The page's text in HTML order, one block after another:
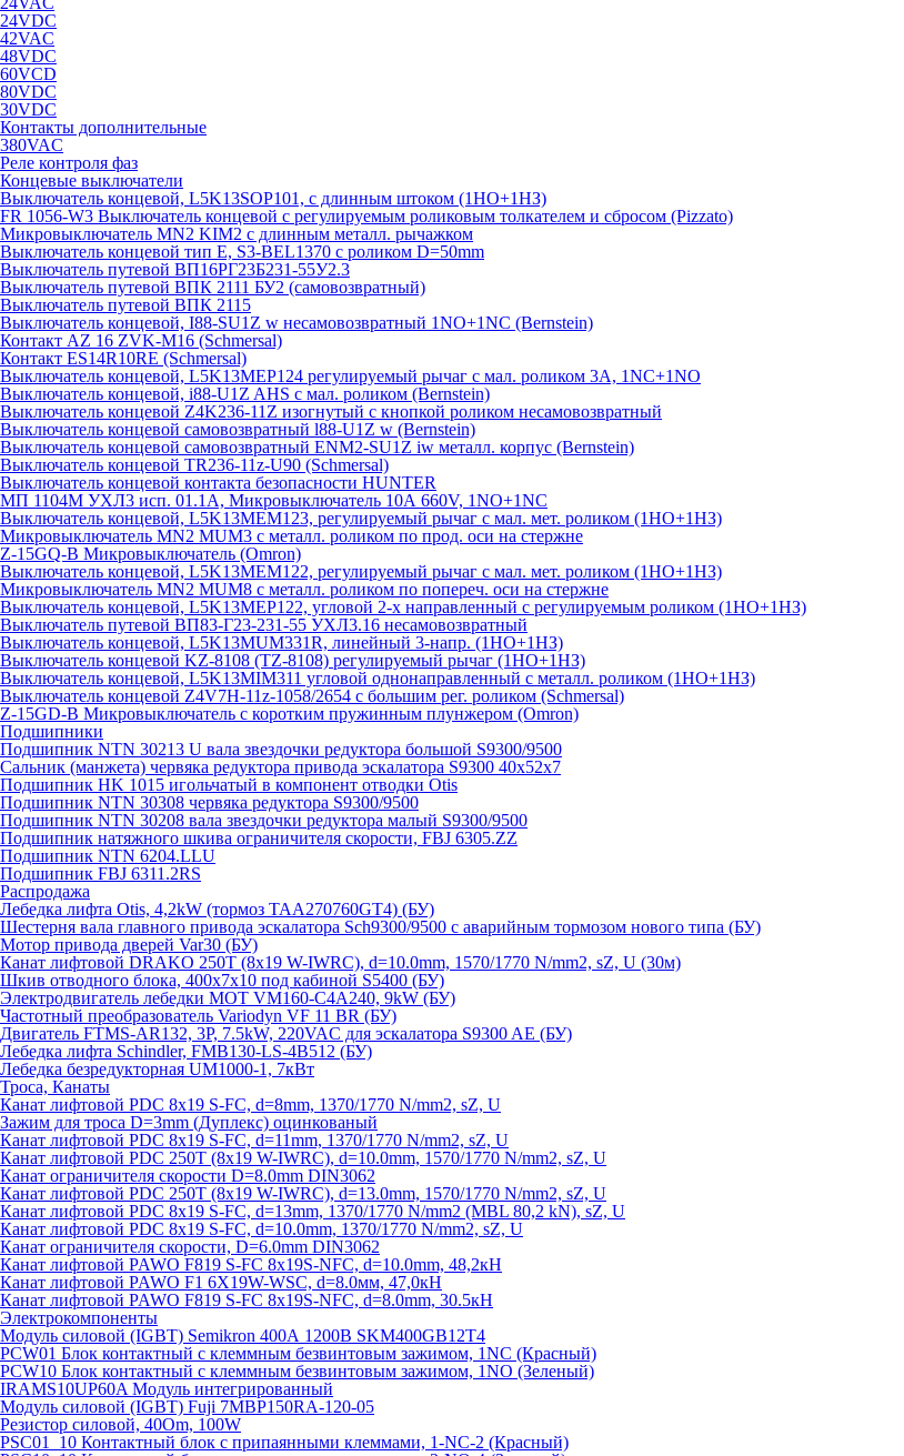
24VDC
42VAC
48VDC
60VCD
80VDC
30VDC
Контакты дополнительные
380VAC
Реле контроля фаз
Концевые выключатели
Выключатель концевой, L5K13SOP101, с длинным штоком (1НО+1НЗ)
FR 1056-W3 Выключатель концевой с регулируемым роликовым толкателем и сбросом (Pizzato)
Микровыключатель MN2 KIM2 с длинным металл. рычажком
Выключатель концевой тип Е, S3-BEL1370 с роликом D=50mm
Выключатель путевой ВП16РГ23Б231-55У2.3
Выключатель путевой ВПК 2111 БУ2 (самовозвратный)
Выключатель путевой ВПК 2115
Выключатель концевой, I88-SU1Z w несамовозвратный 1NO+1NC (Bernstein)
Контакт AZ 16 ZVK-M16 (Schmersal)
Контакт ES14R10RE (Schmersal)
Выключатель концевой, L5K13MEP124 регулируемый рычаг с мал. роликом 3А, 1NC+1NO
Выключатель концевой, i88-U1Z AHS с мал. роликом (Bernstein)
Выключатель концевой Z4K236-11Z изогнутый с кнопкой роликом несамовозвратный
Выключатель концевой самовозвратный l88-U1Z w (Bernstein)
Выключатель концевой самовозвратный ENM2-SU1Z iw металл. корпус (Bernstein)
Выключатель концевой TR236-11z-U90 (Schmersal)
Выключатель концевой контакта безопасности HUNTER
МП 1104М УХЛ3 исп. 01.1А, Микровыключатель 10А 660V, 1NO+1NC
Выключатель концевой, L5K13MEM123, регулируемый рычаг с мал. мет. роликом (1НО+1НЗ)
Микровыключатель MN2 MUM3 с металл. роликом по прод. оси на стержне
Z-15GQ-B Микровыключатель (Omron)
Выключатель концевой, L5K13MEM122, регулируемый рычаг с мал. мет. роликом (1НО+1НЗ)
Микровыключатель MN2 MUM8 с металл. роликом по попереч. оси на стержне
Выключатель концевой, L5K13MEP122, угловой 2-х направленный с регулируемым роликом (1НО+1НЗ)
Выключатель путевой ВП83-Г23-231-55 УХЛ3.16 несамовозвратный
Выключатель концевой, L5K13MUM331R, линейный 3-напр. (1НО+1НЗ)
Выключатель концевой KZ-8108 (TZ-8108) регулируемый рычаг (1НО+1НЗ)
Выключатель концевой, L5K13MIM311 угловой однонаправленный с металл. роликом (1НО+1НЗ)
Выключатель концевой Z4V7H-11z-1058/2654 с большим рег. роликом (Schmersal)
Z-15GD-B Микровыключатель с коротким пружинным плунжером (Omron)
Подшипники
Подшипник NTN 30213 U вала звездочки редуктора большой S9300/9500
Сальник (манжета) червяка редуктора привода эскалатора S9300 40х52х7
Подшипник HK 1015 игольчатый в компонент отводки Otis
Подшипник NTN 30308 червяка редуктора S9300/9500
Подшипник NTN 30208 вала звездочки редуктора малый S9300/9500
Подшипник натяжного шкива ограничителя скорости, FBJ 6305.ZZ
Подшипник NTN 6204.LLU
Подшипник FBJ 6311.2RS
Распродажа
Лебедка лифта Otis, 4,2kW (тормоз TAA270760GT4) (БУ)
Шестерня вала главного привода эскалатора Sch9300/9500 с аварийным тормозом нового типа (БУ)
Мотор привода дверей Var30 (БУ)
Канат лифтовой DRAKO 250T (8x19 W-IWRC), d=10.0mm, 1570/1770 N/mm2, sZ, U (30м)
Шкив отводного блока, 400х7х10 под кабиной S5400 (БУ)
Электродвигатель лебедки MOT VM160-C4A240, 9kW (БУ)
Частотный преобразователь Variodyn VF 11 BR (БУ)
Двигатель FTMS-AR132, 3P, 7.5kW, 220VAC для эскалатора S9300 AE (БУ)
Лебедка лифта Schindler, FMB130-LS-4B512 (БУ)
Лебедка безредукторная UM1000-1, 7кВт
Троса, Канаты
Канат лифтовой PDC 8x19 S-FC, d=8mm, 1370/1770 N/mm2, sZ, U
Зажим для троса D=3mm (Дуплекс) оцинкованый
Канат лифтовой PDC 8x19 S-FC, d=11mm, 1370/1770 N/mm2, sZ, U
Канат лифтовой PDC 250T (8x19 W-IWRC), d=10.0mm, 1570/1770 N/mm2, sZ, U
Канат ограничителя скорости D=8.0mm DIN3062
Канат лифтовой PDC 250T (8x19 W-IWRC), d=13.0mm, 1570/1770 N/mm2, sZ, U
Канат лифтовой PDC 8х19 S-FC, d=13mm, 1370/1770 N/mm2 (MBL 80,2 kN), sZ, U
Канат лифтовой PDC 8x19 S-FC, d=10.0mm, 1370/1770 N/mm2, sZ, U
Канат ограничителя скорости, D=6.0mm DIN3062
Канат лифтовой PAWO F819 S-FC 8х19S-NFC, d=10.0mm, 48,2кН
Канат лифтовой PAWO F1 6X19W-WSC, d=8.0мм, 47,0кН
Канат лифтовой PAWO F819 S-FC 8х19S-NFC, d=8.0mm, 30.5кН
Электрокомпоненты
Модуль силовой (IGBT) Semikron 400А 1200В SKM400GB12T4
PCW01 Блок контактный с клеммным безвинтовым зажимом, 1NC (Красный)
PCW10 Блок контактный с клеммным безвинтовым зажимом, 1NO (Зеленый)
IRAMS10UP60A Модуль интегрированный
Модуль силовой (IGBT) Fuji 7MBP150RA-120-05
Резистор силовой, 40Om, 100W
PSC01_10 Контактный блок с припаянными клеммами, 1-NC-2 (Красный)